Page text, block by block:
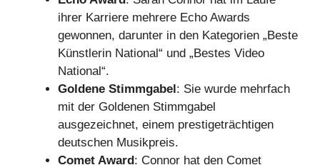
ihrer Karriere mehrere Echo Awards
gewonnen, darunter in den Kategorien „Beste
Künstlerin National“ und „Bestes Video
National“.
Goldene Stimmgabel : Sie wurde mehrfach
mit der Goldenen Stimmgabel
ausgezeichnet, einem prestigeträchtigen
deutschen Musikpreis.
Comet Award : Connor hat den Comet